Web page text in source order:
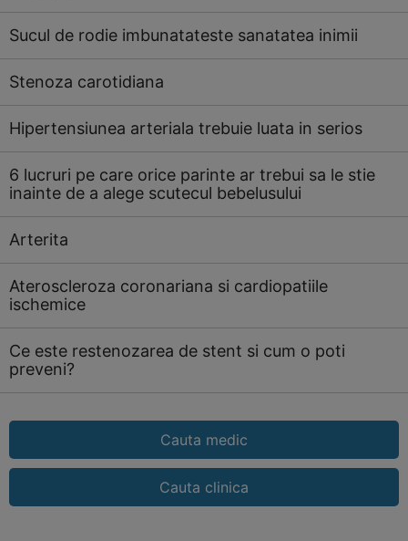
Sucul de rodie imbunatateste sanatatea inimii
Stenoza carotidiana
Hipertensiunea arteriala trebuie luata in serios
6 lucruri pe care orice parinte ar trebui sa le stie
inainte de a alege scutecul bebelusului
Arterita
Ateroscleroza coronariana si cardiopatiile
ischemice
Ce este restenozarea de stent si cum o poti
preveni?
Cauta medic
Cauta clinica